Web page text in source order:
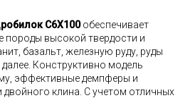
C6X100обеспечивает
породы высокой твердости и
базальт, железную руду, руды
Конструктивно модель
эффективные демпферы и
двойного клина. С учетом отличных